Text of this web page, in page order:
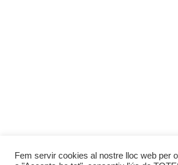
Fem servir cookies al nostre lloc web per